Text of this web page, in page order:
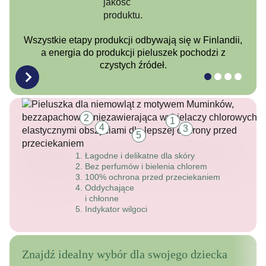
Wszystkie etapy produkcji odbywają się w Finlandii,
a energia do produkcji pieluszek pochodzi z
czystych źródeł.
1
2
3
4
5
Łagodne i delikatne dla skóry
Bez perfumów i bielenia chlorem
100% ochrona przed przeciekaniem
Oddychające
i chłonne
Indykator wilgoci
Znajdź idealny wybór dla swojego dziecka